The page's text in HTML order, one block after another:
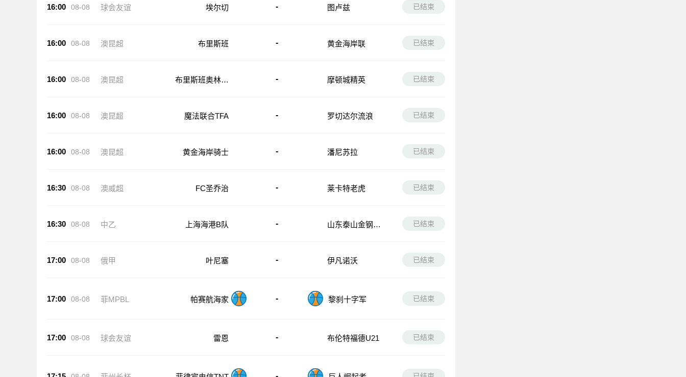
16:00 08-08 球会友谊 埃尔切 - 图卢兹 已结束
16:00 08-08 澳昆超 布里斯班 - 黄金海岸联 已结束
16:00 08-08 澳昆超
布里斯班奥林匹
- 摩顿城精英 已结束
16:00 08-08 澳昆超 魔法联合TFA - 罗切达尔流浪 已结束
16:00 08-08 澳昆超 黄金海岸骑士 - 潘尼苏拉 已结束
16:30 08-08 澳威超 FC圣乔治 - 莱卡特老虎 已结束
16:30 08-08 中乙 上海海港B队 -
山东泰山金钢山
已结束
17:00 08-08 俄甲 叶尼塞 - 伊凡诺沃 已结束
17:00 08-08 菲MPBL 帕赛航海家 - 黎刹十字军 已结束
17:00 08-08 球会友谊 雷恩 - 布伦特福德U21 已结束